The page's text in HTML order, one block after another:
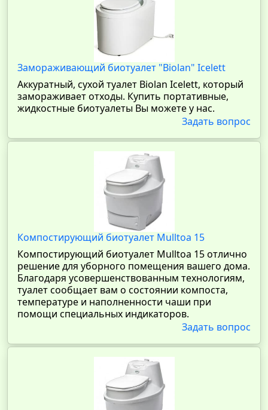
Замораживающий биотуалет "Biolan" Icelett
Аккуратный, сухой туалет Biolan Icelett, который
замораживает отходы. Купить портативные,
жидкостные биотуалеты Вы можете у нас.
Задать вопрос
Компостирующий биотуалет Mulltoa 15
Компостирующий биотуалет Mulltoa 15 отлично
решение для уборного помещения вашего дома.
Благодаря усовершенствованным технологиям,
туалет сообщает вам о состоянии компоста,
температуре и наполненности чаши при
помощи специальных индикаторов.
Задать вопрос